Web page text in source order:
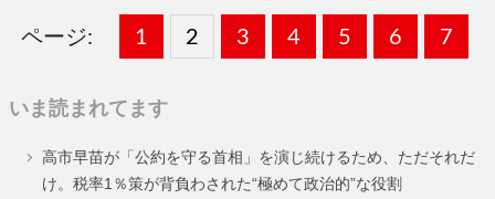
ページ:
固
ー
1 ,
固
ー
2 ,
固
ー
3 ,
固
ー
4 ,
固
ー
5 ,
固
ー
6 ,
固
ー
7
いま読まれてます
高市早苗が「公約を守る首相」を演じ続けるため、ただそれだ
け。税率1％策が背負わされた“極めて政治的”な役割